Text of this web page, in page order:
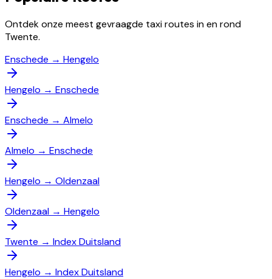
Ontdek onze meest gevraagde taxi routes in en rond
Twente.
Enschede → Hengelo
Hengelo → Enschede
Enschede → Almelo
Almelo → Enschede
Hengelo → Oldenzaal
Oldenzaal → Hengelo
Twente → Index Duitsland
Hengelo → Index Duitsland